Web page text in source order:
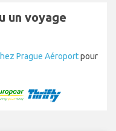
un voyage
Prague Aéroportpour